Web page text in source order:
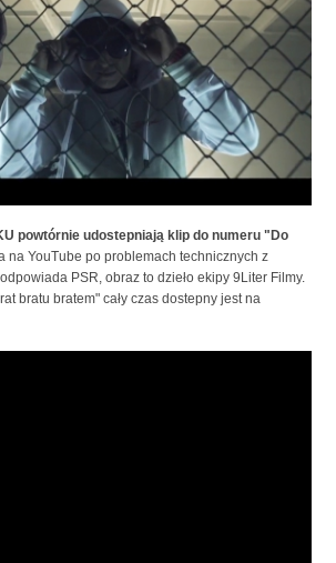
powtórnie udostepniają klip do numeru "Do
na YouTube po problemach technicznych z
PSR, obraz to dzieło ekipy 9Liter Filmy.
bratu bratem" cały czas dostepny jest na